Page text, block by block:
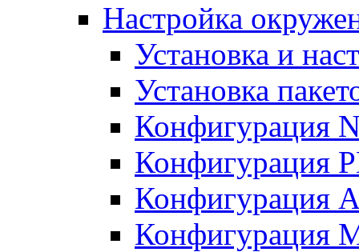
Настройка
Установка и
Установка
Конфигурация
Конфигурация
Конфигурация
Конфигурация